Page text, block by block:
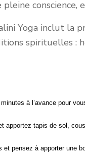
conscience,
Yoga inclut la
spirituelles :
à l’avance pour
apportez tapis de sol,
pensez à apporter une